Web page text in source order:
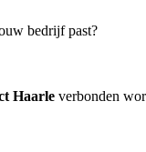
bedrijf past?
Haarle verbonden